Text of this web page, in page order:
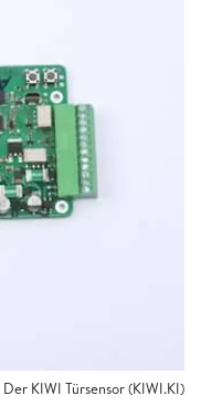
Der KIWI Türsensor (KIWI.KI)